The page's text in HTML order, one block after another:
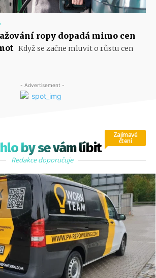
ropy dopadá mimo cen
Když se začne mluvit o růstu cen
- Advertisement -
by se vám líbit
Zajímavé
čtení
Redakce doporučuje